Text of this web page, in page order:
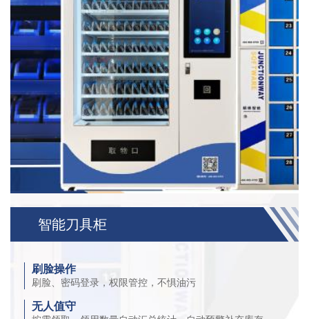
智能刀具柜
刷脸操作
刷脸、密码登录，权限管控，不惧油污
无人值守